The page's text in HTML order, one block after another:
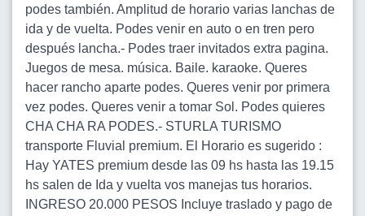
podes también. Amplitud de horario varias lanchas de
ida y de vuelta. Podes venir en auto o en tren pero
después lancha.- Podes traer invitados extra pagina.
Juegos de mesa. música. Baile. karaoke. Queres
hacer rancho aparte podes. Queres venir por primera
vez podes. Queres venir a tomar Sol. Podes quieres
CHA CHA RA PODES.- STURLA TURISMO
transporte Fluvial premium. El Horario es sugerido :
Hay YATES premium desde las 09 hs hasta las 19.15
hs salen de Ida y vuelta vos manejas tus horarios.
INGRESO 20.000 PESOS Incluye traslado y pago de